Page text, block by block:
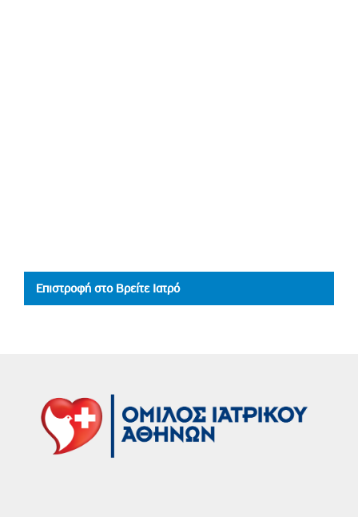
Επιστροφή στο Βρείτε Ιατρό